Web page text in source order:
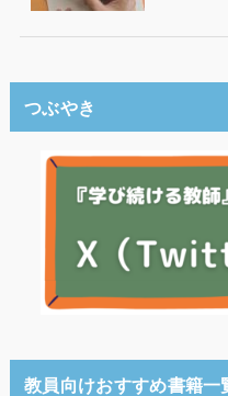
つぶやき
教員向けおすすめ書籍一